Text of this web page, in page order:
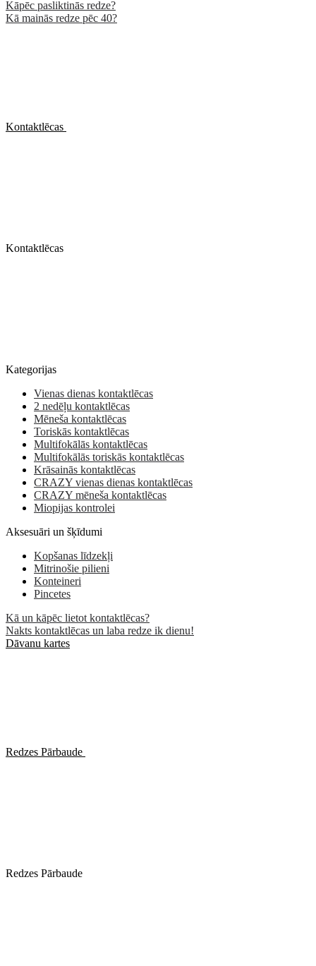
Kāpēc pasliktinās redze?
Kā mainās redze pēc 40?
Kontaktlēcas
Kontaktlēcas
Kategorijas
Vienas dienas kontaktlēcas
2 nedēļu kontaktlēcas
Mēneša kontaktlēcas
Toriskās kontaktlēcas
Multifokālās kontaktlēcas
Multifokālās toriskās kontaktlēcas
Krāsainās kontaktlēcas
CRAZY vienas dienas kontaktlēcas
CRAZY mēneša kontaktlēcas
Miopijas kontrolei
Aksesuāri un šķīdumi
Kopšanas līdzekļi
Mitrinošie pilieni
Konteineri
Pincetes
Kā un kāpēc lietot kontaktlēcas?
Nakts kontaktlēcas un laba redze ik dienu!
Dāvanu kartes
Redzes Pārbaude
Redzes Pārbaude